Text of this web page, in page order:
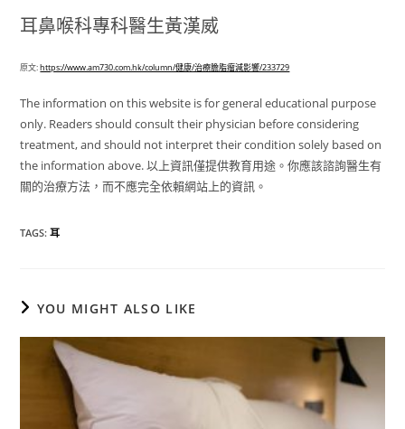
耳鼻喉科專科醫生黃漢威
原文:https://www.am730.com.hk/column/健康/治療膽脂瘤減影響/233729
The information on this website is for general educational purpose
only. Readers should consult their physician before considering
treatment, and should not interpret their condition solely based on
the information above. 以上資訊僅提供教育用途。你應該諮詢醫生有
關的治療方法，而不應完全依賴網站上的資訊。
TAGS:耳
YOU MIGHT ALSO LIKE